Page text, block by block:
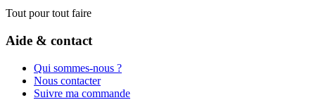
Tout pour tout faire
Aide & contact
Qui sommes-nous ?
Nous contacter
Suivre ma commande